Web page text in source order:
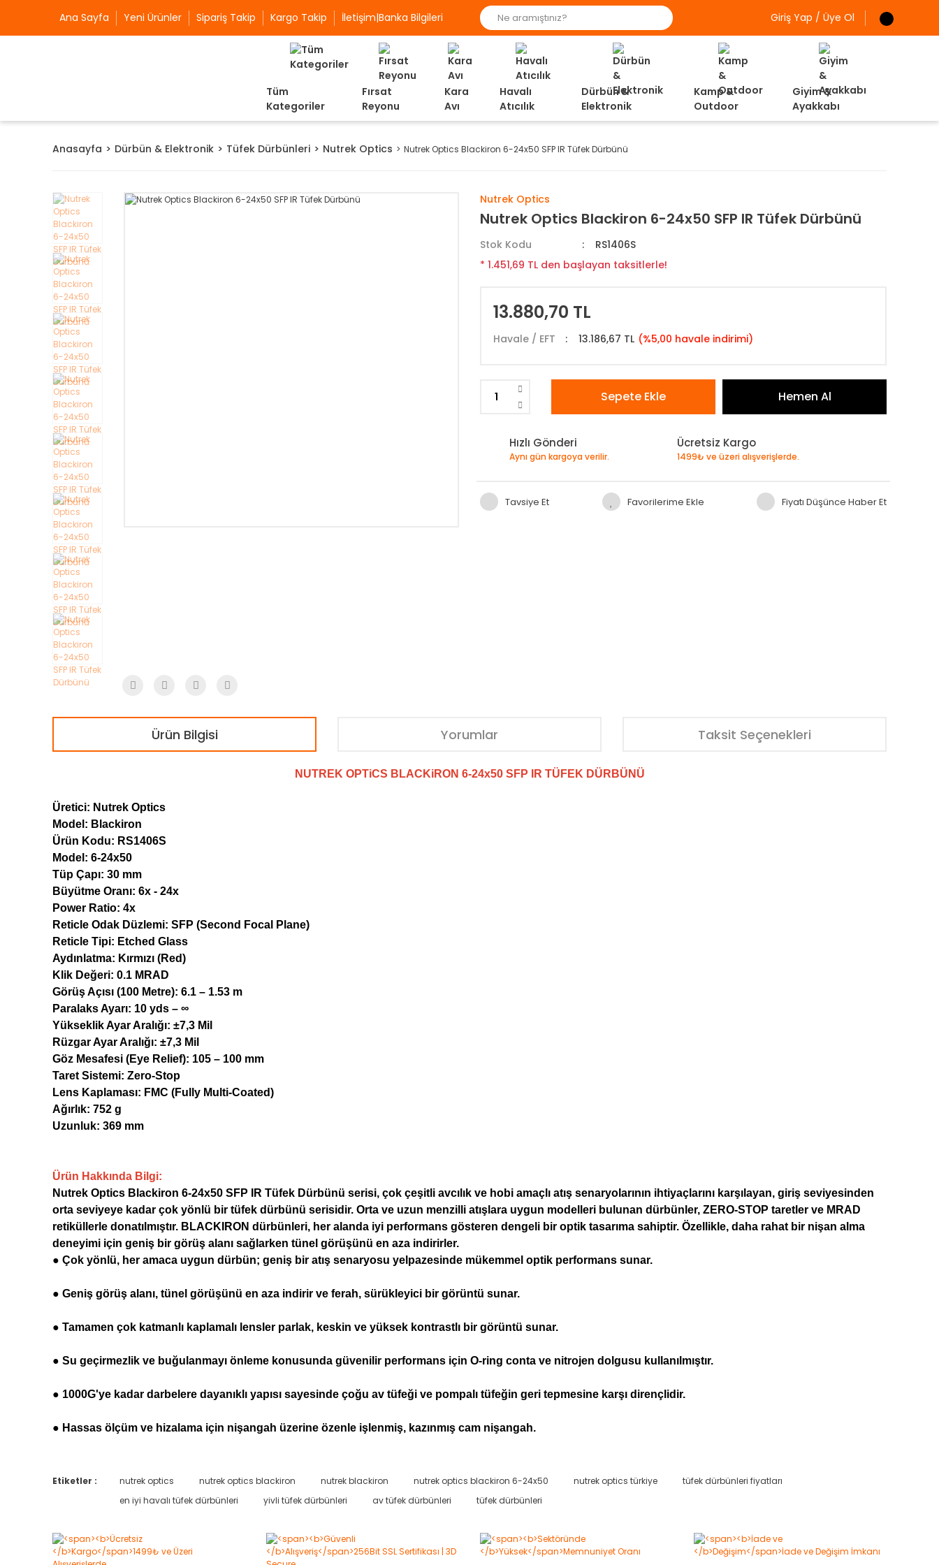
Ana Sayfa Yeni Ürünler Sipariş Takip Kargo Takip İletişim|Banka Bilgileri Giriş Yap / Üye Ol
Tüm
Kategoriler
Fırsat
Reyonu
Kara
Avı
Havalı
Atıcılık
Dürbün &
Elektronik
Kamp &
Outdoor
Giyim &
Ayakkabı
Anasayfa Dürbün & Elektronik Tüfek Dürbünleri Nutrek Optics Nutrek Optics Blackiron 6-24x50 SFP IR Tüfek Dürbünü
Nutrek Optics
Nutrek Optics Blackiron 6-24x50 SFP IR Tüfek Dürbünü
Stok Kodu
RS1406S
* 1.451,69 TL den başlayan taksitlerle!
13.880,70 TL
Havale / EFT 13.186,67 TL (%5,00 havale indirimi)
Sepete Ekle Hemen Al
Hızlı Gönderi
Aynı gün kargoya verilir.
Ücretsiz Kargo
1499₺ ve üzeri alışverişlerde.
Tavsiye Et Fiyatı Düşünce Haber Et
Ürün Bilgisi Yorumlar Taksit Seçenekleri
NUTREK OPTiCS BLACKiRON 6-24x50 SFP IR TÜFEK DÜRBÜNÜ
Üretici: Nutrek Optics
Model: Blackiron
Ürün Kodu: RS1406S
Model: 6-24x50
Tüp Çapı: 30 mm
Büyütme Oranı: 6x - 24x
Power Ratio: 4x
Reticle Odak Düzlemi: SFP (Second Focal Plane)
Reticle Tipi: Etched Glass
Aydınlatma: Kırmızı (Red)
Klik Değeri: 0.1 MRAD
Görüş Açısı (100 Metre): 6.1 – 1.53 m
Paralaks Ayarı: 10 yds – ∞
Yükseklik Ayar Aralığı: ±7,3 Mil
Rüzgar Ayar Aralığı: ±7,3 Mil
Göz Mesafesi (Eye Relief): 105 – 100 mm
Taret Sistemi: Zero-Stop
Lens Kaplaması: FMC (Fully Multi-Coated)
Ağırlık: 752 g
Uzunluk: 369 mm
Ürün Hakkında Bilgi:
Nutrek Optics Blackiron 6-24x50 SFP IR Tüfek Dürbünü serisi, çok çeşitli avcılık ve hobi amaçlı atış senaryolarının ihtiyaçlarını karşılayan, giriş seviyesinden
orta seviyeye kadar çok yönlü bir tüfek dürbünü serisidir. Orta ve uzun menzilli atışlara uygun modelleri bulunan dürbünler, ZERO-STOP taretler ve MRAD
retiküllerle donatılmıştır. BLACKIRON dürbünleri, her alanda iyi performans gösteren dengeli bir optik tasarıma sahiptir. Özellikle, daha rahat bir nişan alma
deneyimi için geniş bir görüş alanı sağlarken tünel görüşünü en aza indirirler.
● Çok yönlü, her amaca uygun dürbün; geniş bir atış senaryosu yelpazesinde mükemmel optik performans sunar.
● Geniş görüş alanı, tünel görüşünü en aza indirir ve ferah, sürükleyici bir görüntü sunar.
● Tamamen çok katmanlı kaplamalı lensler parlak, keskin ve yüksek kontrastlı bir görüntü sunar.
● Su geçirmezlik ve buğulanmayı önleme konusunda güvenilir performans için O-ring conta ve nitrojen dolgusu kullanılmıştır.
● 1000G'ye kadar darbelere dayanıklı yapısı sayesinde çoğu av tüfeği ve pompalı tüfeğin geri tepmesine karşı dirençlidir.
● Hassas ölçüm ve hizalama için nişangah üzerine özenle işlenmiş, kazınmış cam nişangah.
Yorum Yaz
Etiketler : nutrek optics nutrek optics blackiron nutrek blackiron nutrek optics blackiron 6-24x50 nutrek optics türkiye
tüfek dürbünleri fiyatları
en iyi havalı tüfek dürbünleri
yivli tüfek dürbünleri av tüfek dürbünleri tüfek dürbünleri